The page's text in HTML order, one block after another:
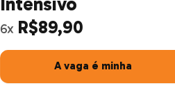
Intensivo
6x R$89,90
A vaga é minha